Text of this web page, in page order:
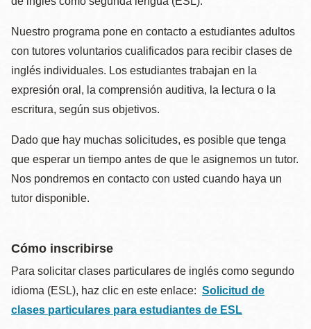
Nuestro programa pone en contacto a estudiantes adultos
con tutores voluntarios cualificados para recibir clases de
inglés individuales. Los estudiantes trabajan en la
expresión oral, la comprensión auditiva, la lectura o la
escritura, según sus objetivos.
Dado que hay muchas solicitudes, es posible que tenga
que esperar un tiempo antes de que le asignemos un tutor.
Nos pondremos en contacto con usted cuando haya un
tutor disponible.
Cómo inscribirse
Para solicitar clases particulares de inglés como segundo
idioma (ESL), haz clic en este enlace: Solicitud de
clases particulares para estudiantes de ESL